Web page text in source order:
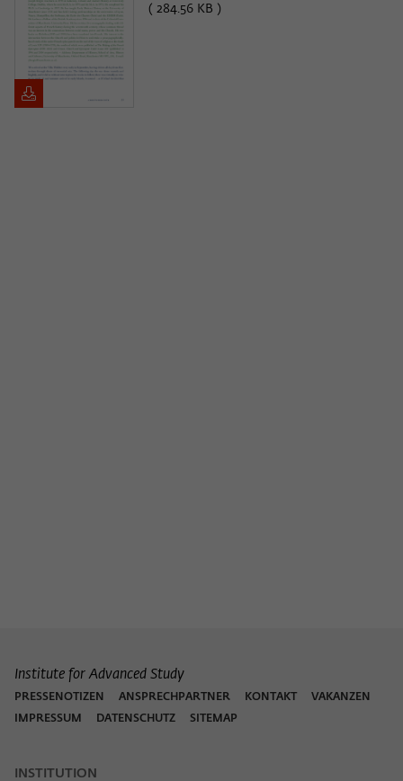
( 284.56 KB )
Institute for Advanced Study
PRESSENOTIZEN ANSPRECHPARTNER KONTAKT
VAKANZEN
IMPRESSUM
DATENSCHUTZ SITEMAP
INSTITUTION